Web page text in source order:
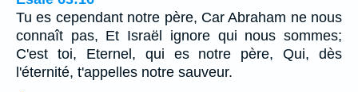
Tu es cependant notre père, Car Abraham ne nous
connaît pas, Et Israël ignore qui nous sommes;
C'est toi, Eternel, qui es notre père, Qui, dès
l'éternité, t'appelles notre sauveur.